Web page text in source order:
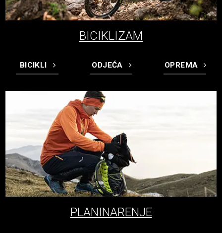
BICIKLIZAM
BICIKLI ODJEĆA OPREMA
PLANINARENJE